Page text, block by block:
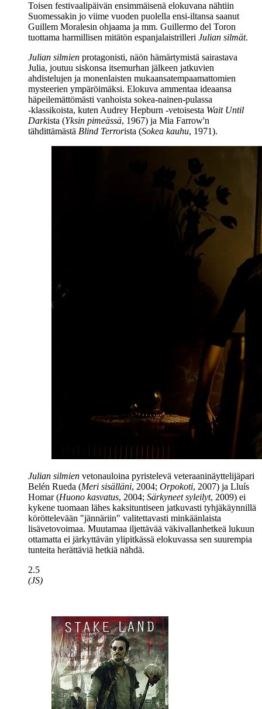
Toisen festivaalipäivän ensimmäisenä elokuvana nähtiin
Suomessakin jo viime vuoden puolella ensi-iltansa saanut
Guillem Moralesin ohjaama ja mm. Guillermo del Toron
tuottama harmillisen mitätön espanjalaistrilleri Julian silmät.
Julian silmien protagonisti, näön hämärtymistä sairastava
Julia, joutuu siskonsa itsemurhan jälkeen jatkuvien
ahdistelujen ja monenlaisten mukaansatempaamattomien
mysteerien ympäröimäksi. Elokuva ammentaa ideaansa
häpeilemättömästi vanhoista sokea-nainen-pulassa
‑klassikoista, kuten Audrey Hepburn ‑vetoisesta Wait Until
Darkista (Yksin pimeässä, 1967) ja Mia Farrow'n
tähdittämästä Blind Terrorista (Sokea kauhu, 1971).
Julian silmien vetonauloina pyristelevä veteraaninäyttelijäpari
Belén Rueda (Meri sisälläni, 2004; Orpokoti, 2007) ja Lluís
Homar(Huono kasvatus, 2004; Särkyneet syleilyt, 2009) ei
kykene tuomaan lähes kaksituntiseen jatkuvasti tyhjäkäynnillä
köröttelevään "jännäriin" valitettavasti minkäänlaista
lisävetovoimaa. Muutamaa iljettävää väkivallanhetkeä lukuun
ottamatta ei järkyttävän ylipitkässä elokuvassa sen suurempia
tunteita herättäviä hetkiä nähdä.
2.5
(JS)